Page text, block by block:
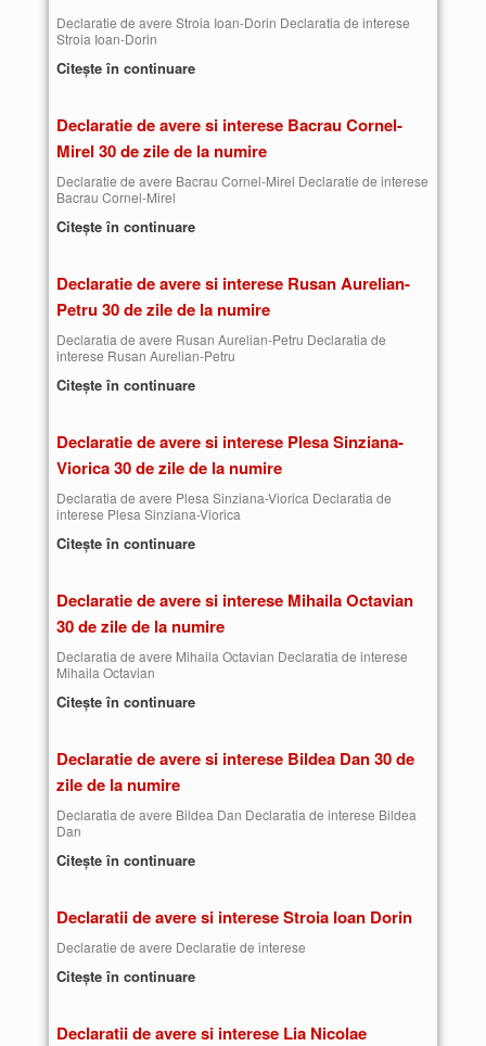
Declaratie de avere Stroia Ioan-Dorin Declaratia de interese
Stroia Ioan-Dorin
Citește în continuare
Declaratie de avere si interese Bacrau Cornel-
Mirel 30 de zile de la numire
Declaratie de avere Bacrau Cornel-Mirel Declaratie de interese
Bacrau Cornel-Mirel
Citește în continuare
Declaratie de avere si interese Rusan Aurelian-
Petru 30 de zile de la numire
Declaratia de avere Rusan Aurelian-Petru Declaratia de
interese Rusan Aurelian-Petru
Citește în continuare
Declaratie de avere si interese Plesa Sinziana-
Viorica 30 de zile de la numire
Declaratia de avere Plesa Sinziana-Viorica Declaratia de
interese Plesa Sinziana-Viorica
Citește în continuare
Declaratie de avere si interese Mihaila Octavian
30 de zile de la numire
Declaratia de avere Mihaila Octavian Declaratia de interese
Mihaila Octavian
Citește în continuare
Declaratie de avere si interese Bildea Dan 30 de
zile de la numire
Declaratia de avere Bildea Dan Declaratia de interese Bildea
Dan
Citește în continuare
Declaratii de avere si interese Stroia Ioan Dorin
Declaratie de avere Declaratie de interese
Citește în continuare
Declaratii de avere si interese Lia Nicolae